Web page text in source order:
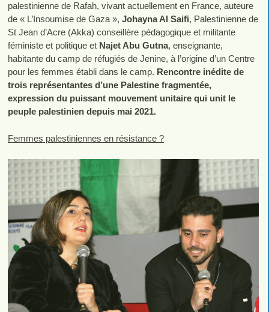
palestinienne de Rafah, vivant actuellement en France, auteure
de « L’Insoumise de Gaza », Johayna Al Saifi, Palestinienne de
St Jean d’Acre (Akka) conseillère pédagogique et militante
féministe et politique et Najet Abu Gutna, enseignante,
habitante du camp de réfugiés de Jenine, à l’origine d’un Centre
pour les femmes établi dans le camp. Rencontre inédite de
trois représentantes d’une Palestine fragmentée,
expression du puissant mouvement unitaire qui unit le
peuple palestinien depuis mai 2021.
Femmes palestiniennes en résistance ?